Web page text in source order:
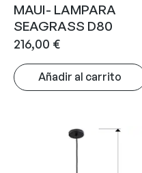
MAUI- LAMPARA
SEAGRASS D80
216,00 €
Añadir al carrito